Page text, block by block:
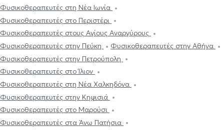
Φυσικοθεραπευτές στη Νέα Ιωνία
Φυσικοθεραπευτές στο Περιστέρι
Φυσικοθεραπευτές στους Αγίους Αναργύρους
Φυσικοθεραπευτές στην Πεύκη
Φυσικοθεραπευτές στην Αθήνα
Φυσικοθεραπευτές στην Πετρούπολη
Φυσικοθεραπευτές στο Ίλιον
Φυσικοθεραπευτές στη Νέα Χαλκηδόνα
Φυσικοθεραπευτές στην Κηφισιά
Φυσικοθεραπευτές στο Μαρούσι
Φυσικοθεραπευτές στα Άνω Πατήσια